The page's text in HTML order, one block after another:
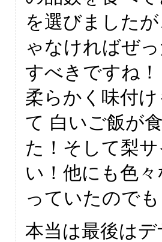
を選びました
ゃなければぜ
すべきですね
柔らかく味付
て 白いご飯が
た！そして梨
い！他にも色
っていたので
本当は最後は